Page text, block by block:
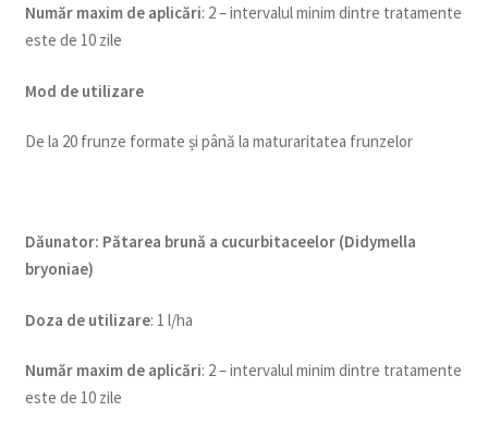
Număr maxim de aplicări: 2 – intervalul minim dintre tratamente
este de 10 zile
Mod de utilizare
De la 20 frunze formate și până la maturaritatea frunzelor
Dăunator: Pătarea brună a cucurbitaceelor (Didymella
bryoniae)
Doza de utilizare: 1 l/ha
Număr maxim de aplicări: 2 – intervalul minim dintre tratamente
este de 10 zile